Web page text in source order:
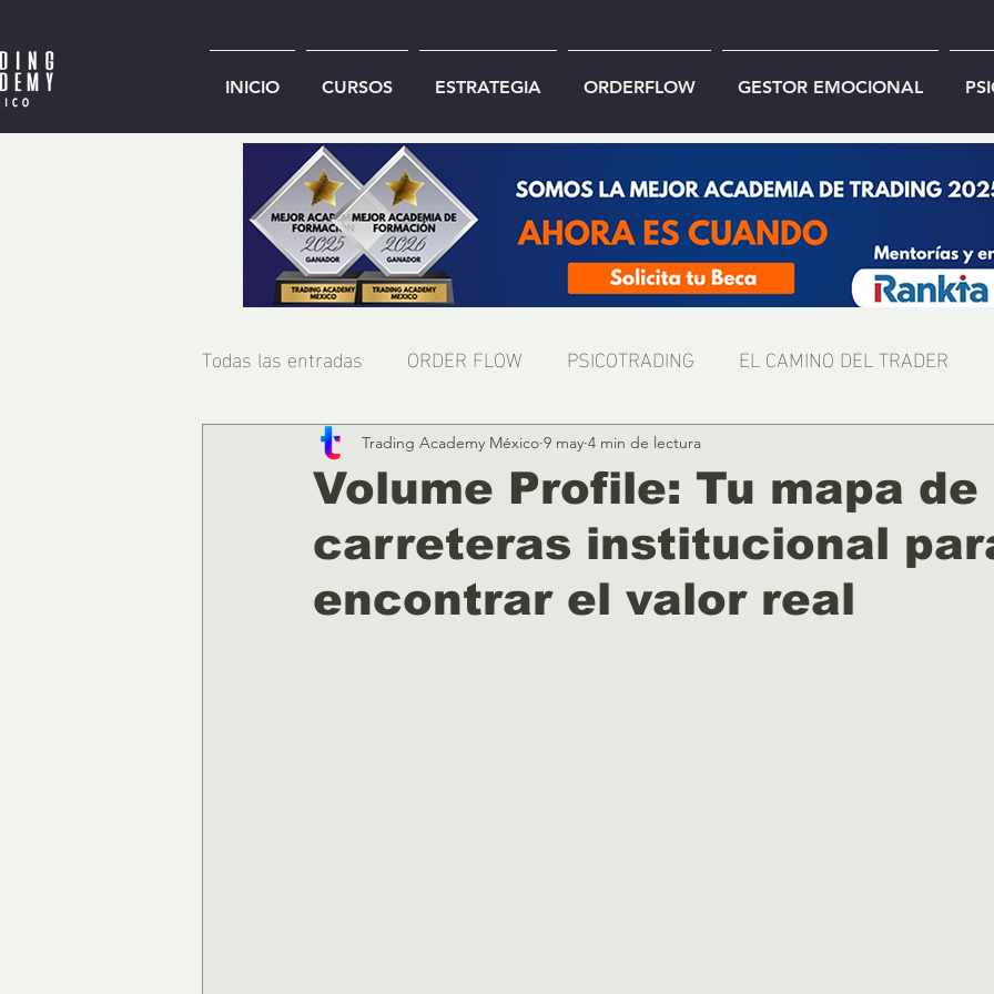
INICIO CURSOS ESTRATEGIA ORDERFLOW GESTOR EMOCIONAL
Todas las entradas ORDER FLOW PSICOTRADING EL CAMINO DEL TRADER
Volume Profile: Tu mapa de
carreteras institucional
encontrar el valor real
Trading Academy México 9 may 4 min de lectura